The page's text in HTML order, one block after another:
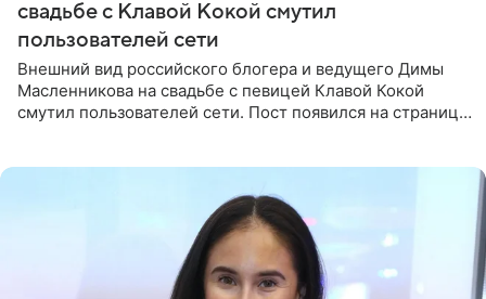
свадьбе с Клавой Кокой смутил
пользователей сети
Внешний вид российского блогера и ведущего Димы
Масленникова на свадьбе с певицей Клавой Кокой
смутил пользователей сети. Пост появился на странице